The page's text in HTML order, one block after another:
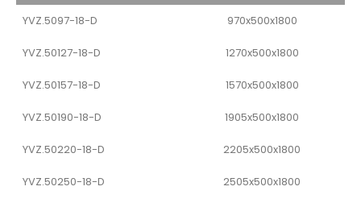
YVZ.5097-18-D 970x500x1800
YVZ.50127-18-D 1270x500x1800
YVZ.50157-18-D 1570x500x1800
YVZ.50190-18-D 1905x500x1800
YVZ.50220-18-D 2205x500x1800
YVZ.50250-18-D 2505x500x1800